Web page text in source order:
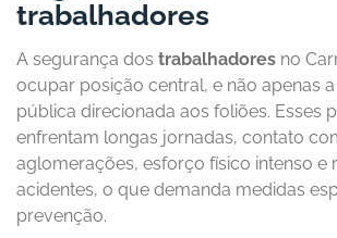
trabalhadores
A segurança dos trabalhadores no
ocupar posição central, e não apenas
pública direcionada aos foliões. Esses
enfrentam longas jornadas, contato
aglomerações, esforço físico intenso e
acidentes, o que demanda medidas
prevenção.